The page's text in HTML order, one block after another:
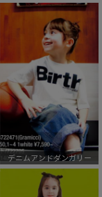
デニムアンドダンガリー